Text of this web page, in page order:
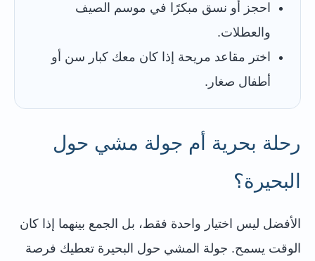
احجز أو نسق مبكرًا في موسم الصيف
والعطلات.
اختر مقاعد مريحة إذا كان معك كبار سن أو
أطفال صغار.
رحلة بحرية أم جولة مشي حول
البحيرة؟
الأفضل ليس اختيار واحدة فقط، بل الجمع بينهما إذا كان
الوقت يسمح. جولة المشي حول البحيرة تعطيك فرصة